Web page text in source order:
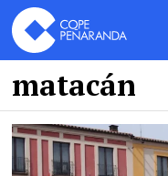
matacán